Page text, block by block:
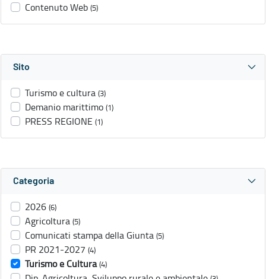
Contenuto Web (5)
Sito
Turismo e cultura (3)
Demanio marittimo (1)
PRESS REGIONE (1)
Categoria
2026 (6)
Agricoltura (5)
Comunicati stampa della Giunta (5)
PR 2021-2027 (4)
Turismo e Cultura (4)